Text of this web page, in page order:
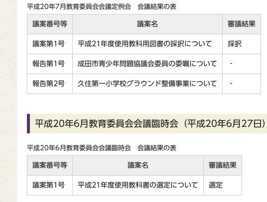
平成20年7月教育委員会会議定例会 会議結果の表
議案番号等 議案名 審議結果
議案第1号 平成21年度使用教科用図書の採択について 採択
報告第1号 成田市青少年問題協議会委員の委嘱について ‐
報告第2号 久住第一小学校グラウンド整備事業について ‐
平成20年6月教育委員会会議臨時会（平成20年6月27日）
平成20年6月教育委員会会議臨時会 会議結果の表
議案番号等 議案名 審議結果
議案第1号 平成21年度使用教科書の選定について 選定